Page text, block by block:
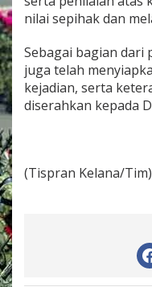
nilai sepihak dan
Sebagai bagian dari
juga telah
kejadian, serta
diserahkan kepada
(Tispran Kelana/Tim)